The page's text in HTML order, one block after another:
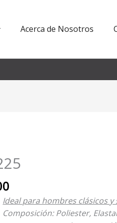
Acerca de Nosotros
Ideal para hombres clásicos y
Composición: Poliester,